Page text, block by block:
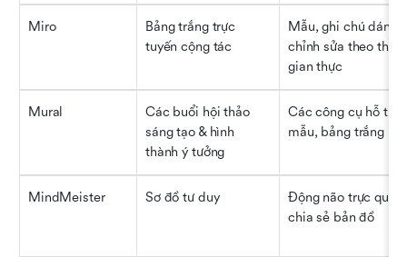
Miro
Bảng trắng trực
tuyến cộng tác
Mẫu, ghi chú dán và
chỉnh sửa theo thời
gian thực
Mural
Các buổi hội thảo
sáng tạo & hình
thành ý tưởng
Các công cụ hỗ trợ,
mẫu, bảng trắng
MindMeister Sơ đồ tư duy
Động não trực quan,
chia sẻ bản đồ